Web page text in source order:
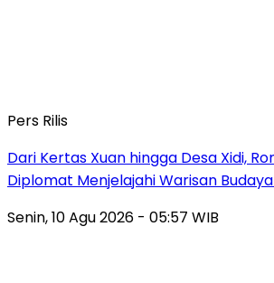
Pers Rilis
Dari Kertas Xuan hingga Desa Xidi,
Diplomat Menjelajahi Warisan
Senin, 10 Agu 2026 - 05:57 WIB